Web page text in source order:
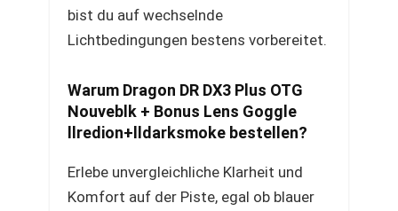
bist du auf wechselnde
Lichtbedingungen bestens vorbereitet.
Warum Dragon DR DX3 Plus OTG
Nouveblk + Bonus Lens Goggle
llredion+lldarksmoke bestellen?
Erlebe unvergleichliche Klarheit und
Komfort auf der Piste, egal ob blauer